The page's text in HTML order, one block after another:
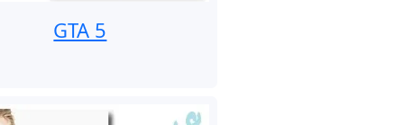
GTA 5